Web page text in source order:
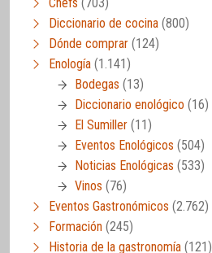
Diccionario de cocina (800)
Dónde comprar (124)
Enología (1.141)
Bodegas (13)
Diccionario enológico (16)
El Sumiller (11)
Eventos Enológicos (504)
Noticias Enológicas (533)
Vinos (76)
Eventos Gastronómicos (2.762)
Formación (245)
Historia de la gastronomía (121)